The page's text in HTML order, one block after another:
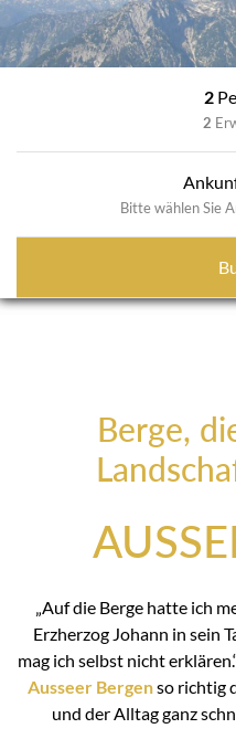
2
2
Bitte wählen Sie
Berge,
„Auf die Berge hatte ich
Erzherzog Johann in sein
mag ich selbst nicht
Ausseer Bergenso richtig
und der Alltag ganz